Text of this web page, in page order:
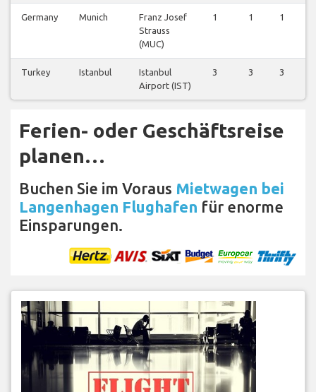
Germany Munich
Franz Josef
Strauss
(MUC)
1 1 1
Turkey Istanbul
Istanbul
Airport (IST)
3 3 3
Ferien- oder Geschäftsreise
planen…
Buchen Sie im Voraus Mietwagen bei
Langenhagen Flughafen für enorme
Einsparungen.